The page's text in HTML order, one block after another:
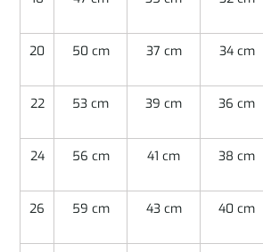
20 50 cm 37 cm 34 cm
22 53 cm 39 cm 36 cm
24 56 cm 41 cm 38 cm
26 59 cm 43 cm 40 cm